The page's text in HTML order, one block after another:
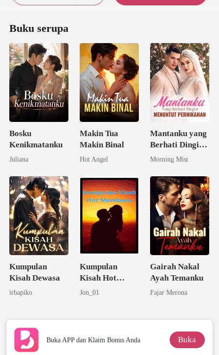
Buku serupa
Bosku
Kenikmatanku
Juliana
Makin Tua
Makin Binal
Hot Angel
Mantanku yang
Berhati Dingin
Menuntut
Morning Mist
Kumpulan
Kisah Dewasa
irbapiko
Kumpulan
Kisah Hot
Membara
Jon_01
Gairah Nakal
Ayah Temanku
Fajar Merona
Buka APP dan Klaim Bonus Anda Buka